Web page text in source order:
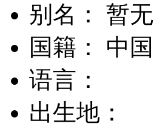
别名： 暂无
国籍： 中国
语言：
出生地：